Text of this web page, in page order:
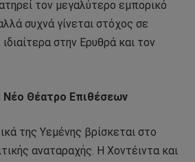
τον μεγαλύτερο εμπορικό
συχνά γίνεται στόχος σε
στην Ερυθρά και τον
Νέο Θέατρο Επιθέσεων
της Υεμένης βρίσκεται στο
αναταραχής. Η Χοντέιντα και